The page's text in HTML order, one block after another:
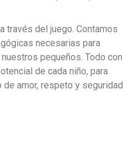
través del juego. Contamos
necesarias para
pequeños. Todo con
de cada niño, para
amor, respeto y seguridad.